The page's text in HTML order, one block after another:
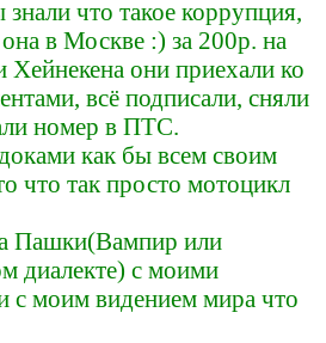
что такое коррупция,
в Москве :) за 200р. на
Хейнекена они приехали ко
всё подписали, сняли
номер в ПТС.
как бы всем своим
что так просто мотоцикл
Пашки(Вампир или
диалекте) с моими
с моим видением мира что